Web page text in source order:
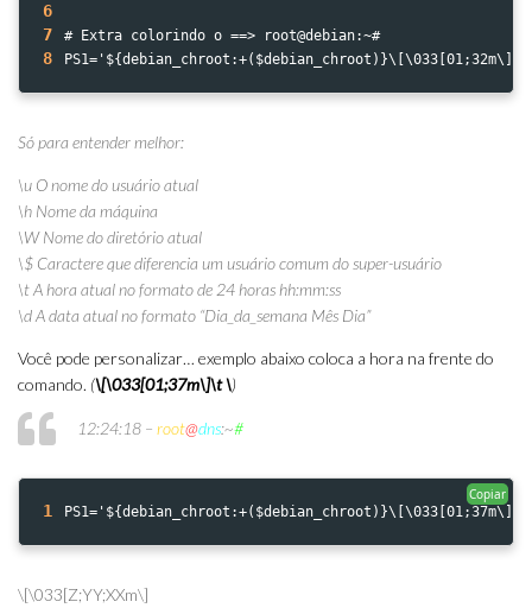
6
7
# Extra colorindo o ==> root@debian:~#
8
Só para entender melhor:
\u O nome do usuário atual
\h Nome da máquina
\W Nome do diretório atual
\$ Caractere que diferencia um usuário comum do super-usuário
\t A hora atual no formato de 24 horas hh:mm:ss
\d A data atual no formato “Dia_da_semana Mês Dia”
Você pode personalizar… exemplo abaixo coloca a hora na frente do
comando. (\[\033[01;37m\]\t \)
12:24:18 – root@dns:~#
1
Copiar
\[\033[Z;YY;XXm\]